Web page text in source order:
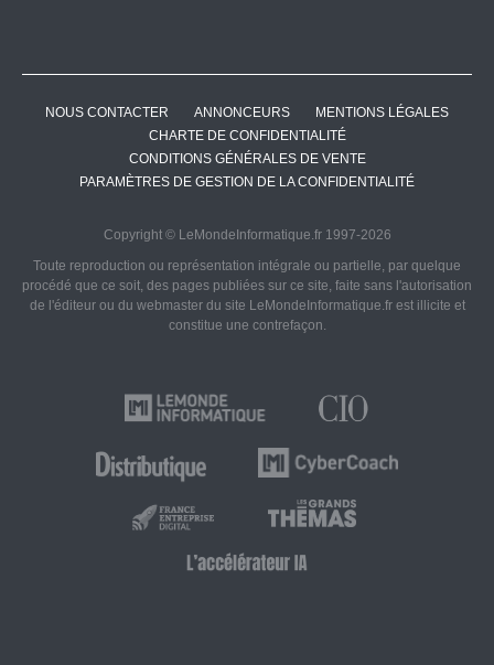
NOUS CONTACTER ANNONCEURS
MENTIONS LÉGALES
CHARTE DE CONFIDENTIALITÉ
CONDITIONS GÉNÉRALES DE VENTE
PARAMÈTRES DE GESTION DE LA CONFIDENTIALITÉ
Copyright © LeMondeInformatique.fr 1997-2026
Toute reproduction ou représentation intégrale ou partielle, par quelque
procédé que ce soit, des pages publiées sur ce site, faite sans l'autorisation
de l'éditeur ou du webmaster du site LeMondeInformatique.fr est illicite et
constitue une contrefaçon.